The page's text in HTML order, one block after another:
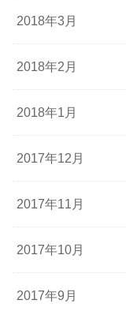
2018年3月
2018年2月
2018年1月
2017年12月
2017年11月
2017年10月
2017年9月